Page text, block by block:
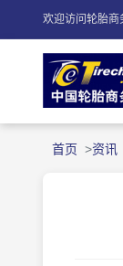
欢迎访问轮胎商
首页 资讯